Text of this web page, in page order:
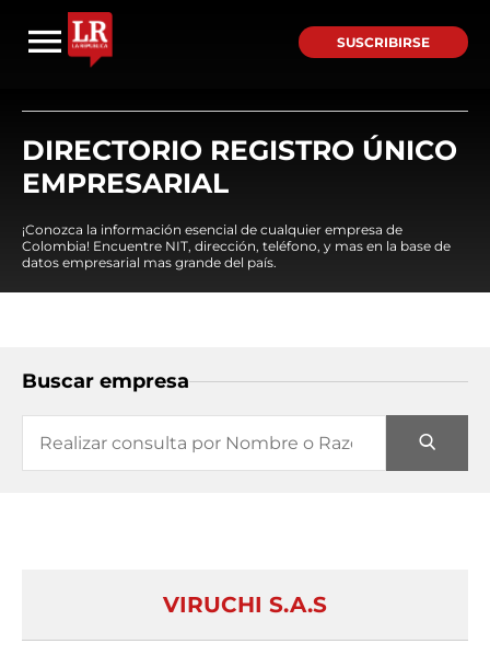
SUSCRIBIRSE
DIRECTORIO REGISTRO ÚNICO
EMPRESARIAL
¡Conozca la información esencial de cualquier empresa de
Colombia! Encuentre NIT, dirección, teléfono, y mas en la base de
datos empresarial mas grande del país.
Buscar empresa
VIRUCHI S.A.S